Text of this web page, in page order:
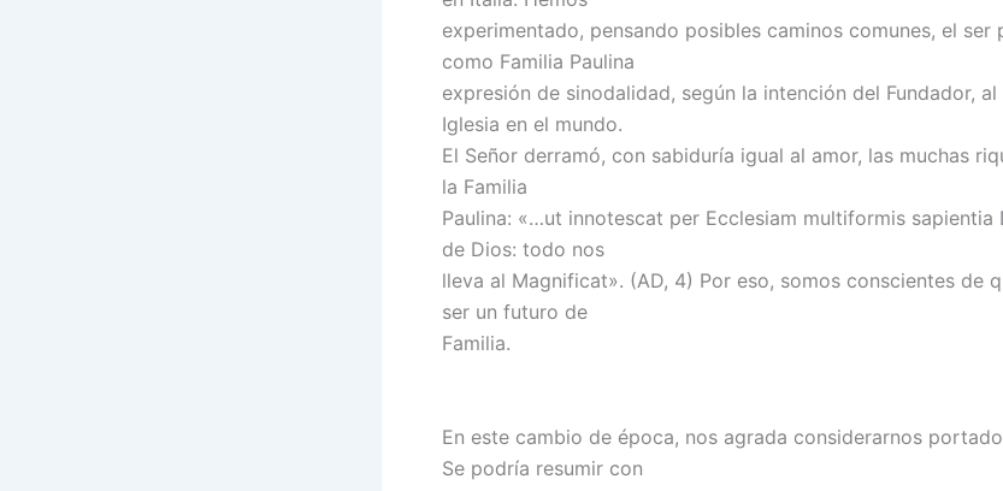
experimentado, pensando posibles caminos comunes, el ser
como Familia Paulina
expresión de sinodalidad, según la intención del Fundador,
Iglesia en el mundo.
El Señor derramó, con sabiduría igual al amor, las muchas
la Familia
Paulina: «…ut innotescat per Ecclesiam multiformis sapientia
de Dios: todo nos
lleva al Magnificat». (AD, 4) Por eso, somos conscientes de
ser un futuro de
Familia.
En este cambio de época, nos agrada considerarnos
Se podría resumir con